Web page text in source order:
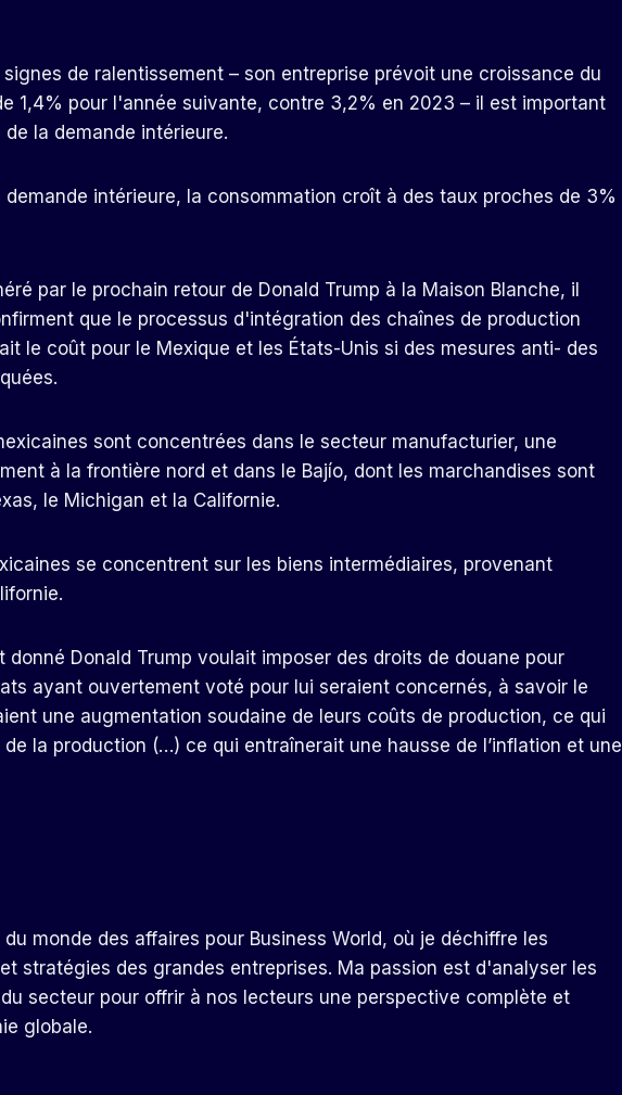
signes de ralentissement – son entreprise prévoit une croissance du
1,4% pour l'année suivante, contre 3,2% en 2023 – il est important
la demande intérieure.
demande intérieure, la consommation croît à des taux proches de 3%
par le prochain retour de Donald Trump à la Maison Blanche, il
que le processus d'intégration des chaînes de production
le coût pour le Mexique et les États-Unis si des mesures anti- des
sont concentrées dans le secteur manufacturier, une
à la frontière nord et dans le Bajío, dont les marchandises sont
le Michigan et la Californie.
se concentrent sur les biens intermédiaires, provenant
donné Donald Trump voulait imposer des droits de douane pour
ayant ouvertement voté pour lui seraient concernés, à savoir le
une augmentation soudaine de leurs coûts de production, ce qui
la production (…) ce qui entraînerait une hausse de l’inflation et une
monde des affaires pour Business World, où je déchiffre les
stratégies des grandes entreprises. Ma passion est d'analyser les
secteur pour offrir à nos lecteurs une perspective complète et
globale.